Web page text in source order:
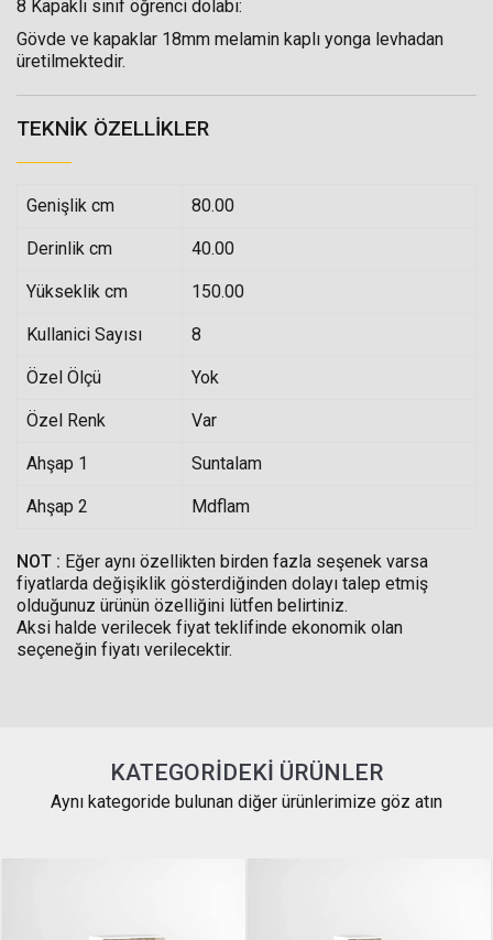
8 Kapaklı sınıf öğrenci dolabı:
Gövde ve kapaklar 18mm melamin kaplı yonga levhadan
üretilmektedir.
TEKNIK ÖZELLIKLER
Genişlik cm 80.00
Derinlik cm 40.00
Yükseklik cm 150.00
Kullanici Sayısı 8
Özel Ölçü Yok
Özel Renk Var
Ahşap 1 Suntalam
Ahşap 2 Mdflam
NOT : Eğer aynı özellikten birden fazla seşenek varsa
fiyatlarda değişiklik gösterdiğinden dolayı talep etmiş
olduğunuz ürünün özelliğini lütfen belirtiniz.
Aksi halde verilecek fiyat teklifinde ekonomik olan
seçeneğin fiyatı verilecektir.
KATEGORIDEKI ÜRÜNLER
Aynı kategoride bulunan diğer ürünlerimize göz atın